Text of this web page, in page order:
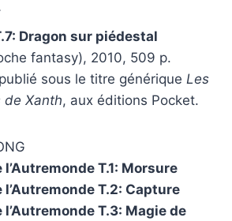
Dragon sur piédestal
fantasy), 2010, 509 p.
sous le titre générique Les
de Xanth, aux éditions Pocket.
l’Autremonde T.1: Morsure
l’Autremonde T.2: Capture
l’Autremonde T.3: Magie de